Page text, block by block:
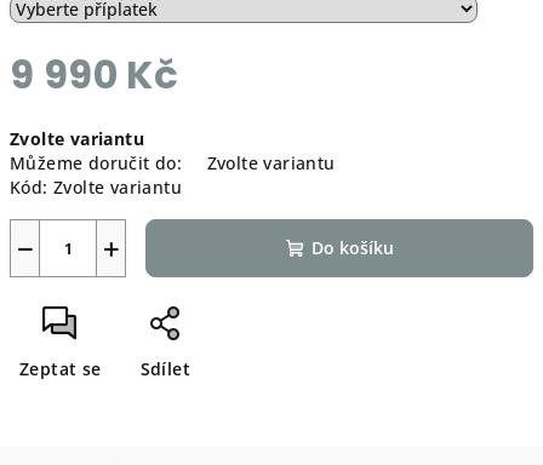
9 990 Kč
cena:
Zvolte variantu
Můžeme doručit do:
Zvolte variantu
Kód: Zvolte variantu
+
− Do košíku
Zeptat se Sdílet